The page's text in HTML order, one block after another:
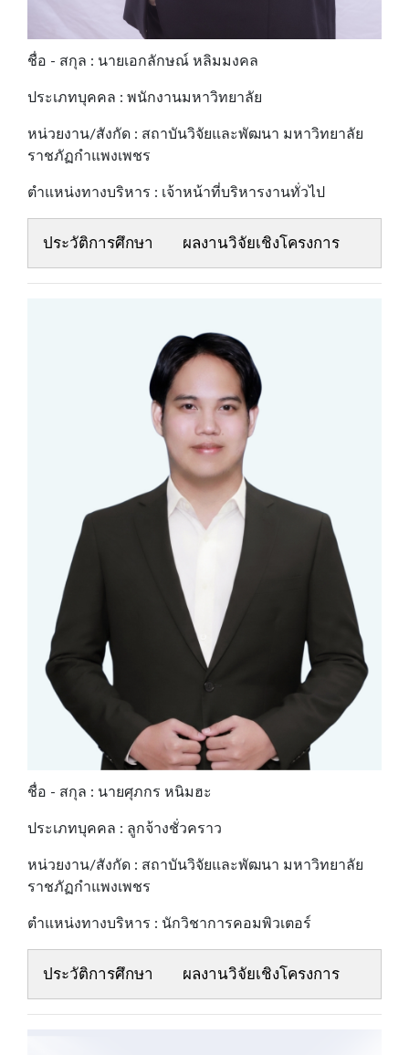
ชื่อ - สกุล : นายเอกลักษณ์ หลิมมงคล
ประเภทบุคคล : พนักงานมหาวิทยาลัย
หน่วยงาน/สังกัด : สถาบันวิจัยและพัฒนา มหาวิทยาลัย
ราชภัฏกำแพงเพชร
ตำแหน่งทางบริหาร : เจ้าหน้าที่บริหารงานทั่วไป
ประวัติการศึกษา ผลงานวิจัยเชิงโครงการ
ชื่อ - สกุล : นายศุภกร หนิมฮะ
ประเภทบุคคล : ลูกจ้างชั่วคราว
หน่วยงาน/สังกัด : สถาบันวิจัยและพัฒนา มหาวิทยาลัย
ราชภัฏกำแพงเพชร
ตำแหน่งทางบริหาร : นักวิชาการคอมพิวเตอร์
ประวัติการศึกษา ผลงานวิจัยเชิงโครงการ